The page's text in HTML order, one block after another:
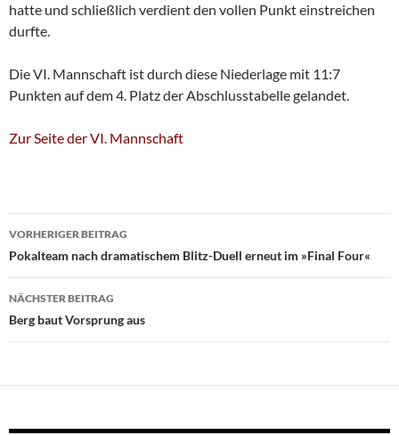
hatte und schließlich verdient den vollen Punkt einstreichen
durfte.
Die VI. Mannschaft ist durch diese Niederlage mit 11:7
Punkten auf dem 4. Platz der Abschlusstabelle gelandet.
Zur Seite der VI. Mannschaft
Beitragsnavigation
VORHERIGER BEITRAG
Pokalteam nach dramatischem Blitz-Duell erneut im »Final Four«
NÄCHSTER BEITRAG
Berg baut Vorsprung aus